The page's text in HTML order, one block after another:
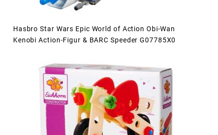
Hasbro Star Wars Epic World of Action Obi-Wan
Kenobi Action-Figur & BARC Speeder G07785X0